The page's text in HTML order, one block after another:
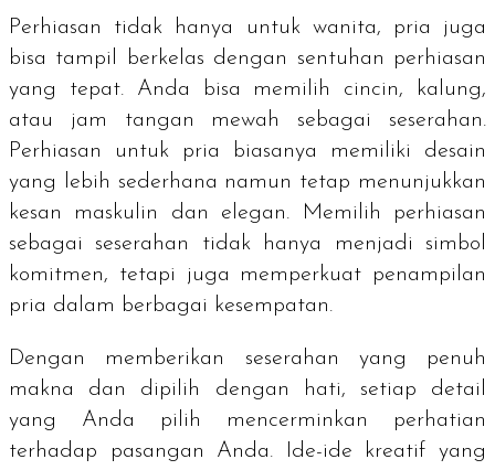
Perhiasan tidak hanya untuk wanita, pria juga
bisa tampil berkelas dengan sentuhan perhiasan
yang tepat. Anda bisa memilih cincin, kalung,
atau jam tangan mewah sebagai seserahan.
Perhiasan untuk pria biasanya memiliki desain
yang lebih sederhana namun tetap menunjukkan
kesan maskulin dan elegan. Memilih perhiasan
sebagai seserahan tidak hanya menjadi simbol
komitmen, tetapi juga memperkuat penampilan
pria dalam berbagai kesempatan.
Dengan memberikan seserahan yang penuh
makna dan dipilih dengan hati, setiap detail
yang Anda pilih mencerminkan perhatian
terhadap pasangan Anda. Ide-ide kreatif yang